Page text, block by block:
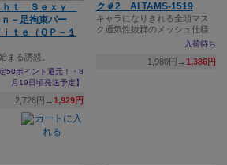
ｈｔ Ｓｅｘｙ
－足拘束パー
ｔｅ（ＱＰ－１
まる誘惑。
50ポイント還元！・8
月19日頃発送予定】
2,728円→1,929円
ク＃2 AI TAMS-1519
キャラになりきれる全頭マス
ク通気性抜群のメッシュ仕様
入荷待ち
1,980円→1,386円